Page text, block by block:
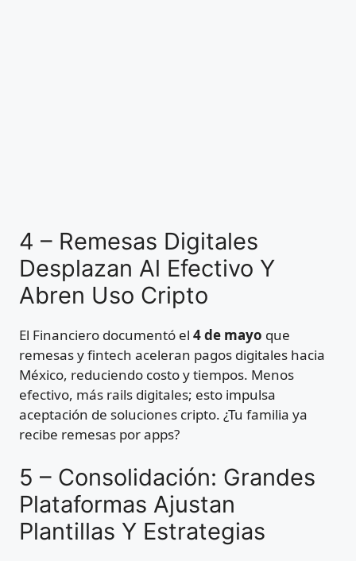
4 – Remesas Digitales
Desplazan Al Efectivo Y
Abren Uso Cripto
El Financiero documentó el 4 de mayo que
remesas y fintech aceleran pagos digitales hacia
México, reduciendo costo y tiempos. Menos
efectivo, más rails digitales; esto impulsa
aceptación de soluciones cripto. ¿Tu familia ya
recibe remesas por apps?
5 – Consolidación: Grandes
Plataformas Ajustan
Plantillas Y Estrategias